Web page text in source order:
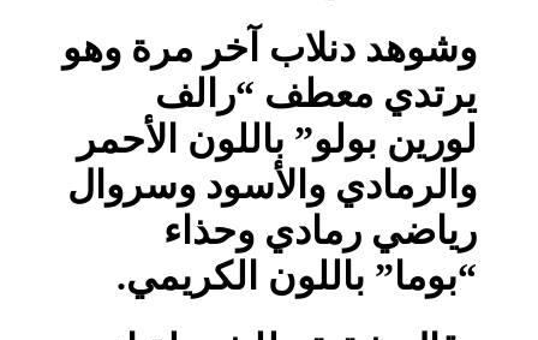
وشوهد دنلاب آخر مرة وهو
يرتدي معطف “رالف
لورين بولو” باللون الأحمر
والرمادي والأسود وسروال
رياضي رمادي وحذاء
“بوما” باللون الكريمي.